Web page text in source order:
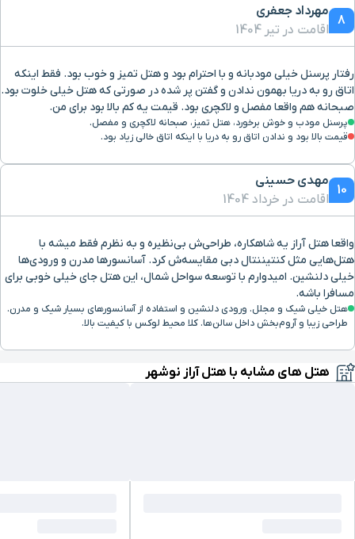
8
مهرداد جعفری
اقامت در تیر 1404
رفتار پرسنل خیلی مودبانه و با احترام بود و هتل تمیز و خوب بود. فقط اینکه
اتاق رو به دریا بهمون ندادن و گفتن پر شده در صورتی که هتل خیلی خلوت بود.
صبحانه هم واقعا مفصل و لاکچری بود. قیمت یه کم بالا بود برای من.
پرسنل مودب و خوش برخورد، هتل تمیز، صبحانه لاکچری و مفصل.
قیمت بالا بود و ندادن اتاق رو به دریا با اینکه اتاق خالی زیاد بود.
10
مهدی حسینی
اقامت در خرداد 1404
واقعا هتل آراز یه شاهکاره، طراحی‌ش بی‌نظیره و به نظرم فقط میشه با
هتل‌هایی مثل کنتیننتال دبی مقایسه‌ش کرد. آسانسورها مدرن و ورودی‌ها
خیلی دلنشین. امیدوارم با توسعه سواحل شمال، این هتل جای خیلی خوبی برای
مسافرا باشه.
هتل خیلی شیک و مجلل. ورودی دلنشین و استفاده از آسانسورهای بسیار شیک و مدرن.
طراحی زیبا و آروم‌بخش داخل سالن‌ها. کلا محیط لوکس با کیفیت بالا.
هتل های مشابه با هتل آراز نوشهر